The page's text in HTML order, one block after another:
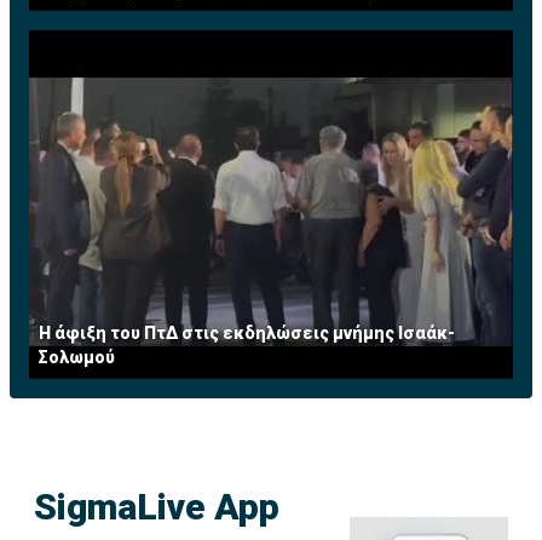
Η άφιξη του ΠτΔ στις εκδηλώσεις μνήμης Ισαάκ-
Σολωμού
SigmaLive App